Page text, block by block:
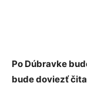
Po Dúbravke
bude doviezť